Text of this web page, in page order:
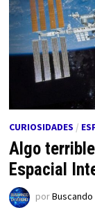
CURIOSIDADES /
Algo
Espacial
porBuscando